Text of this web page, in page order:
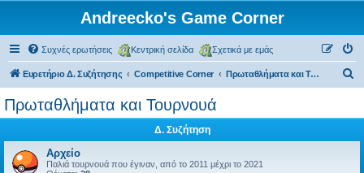
Andreecko's Game Corner
Συχνές ερωτήσεις Κεντρική σελίδα Σχετικά με εμάς
Ευρετήριο Δ. Συζήτησης Competitive Corner Πρωταθλήματα και Τουρνουά
Πρωταθλήματα και Τουρνουά
Δ. Συζήτηση
Αρχείο
Παλιά τουρνουά που έγιναν, από το 2011 μέχρι το 2021